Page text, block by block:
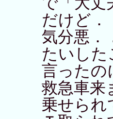
だけど．
気分悪．
たいした
言ったの
救急車来
乗せられ